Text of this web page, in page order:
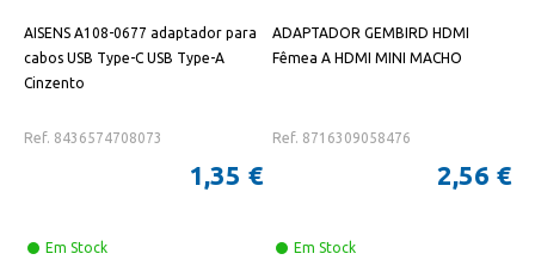
AISENS A108-0677 adaptador para
cabos USB Type-C USB Type-A
Cinzento
Ref. 8436574708073
1,35 €
Em Stock
ADAPTADOR GEMBIRD HDMI
Fêmea A HDMI MINI MACHO
Ref. 8716309058476
2,56 €
Em Stock